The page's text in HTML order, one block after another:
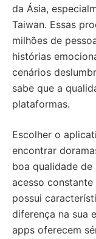
da Ásia,
Taiwan. Essas
milhões de
histórias
cenários
sabe que a
plataformas.
Escolher o
encontrar
boa qualidade
acesso
possui
diferença na sua
apps oferecem